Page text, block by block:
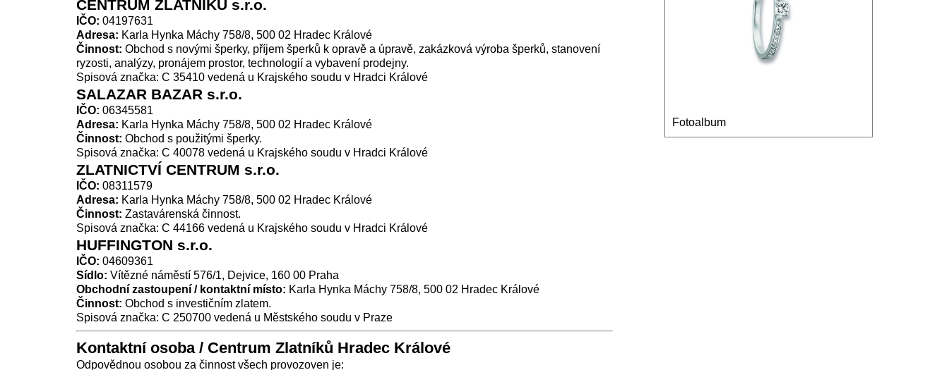
CENTRUM ZLATNÍKŮ s.r.o.
IČO: 04197631
Adresa: Karla Hynka Máchy 758/8, 500 02 Hradec Králové
Činnost: Obchod s novými šperky, příjem šperků k opravě a úpravě, zakázková výroba šperků, stanovení
ryzosti, analýzy, pronájem prostor, technologií a vybavení prodejny.
Spisová značka: C 35410 vedená u Krajského soudu v Hradci Králové
SALAZAR BAZAR s.r.o.
IČO: 06345581
Adresa: Karla Hynka Máchy 758/8, 500 02 Hradec Králové
Činnost: Obchod s použitými šperky.
Spisová značka: C 40078 vedená u Krajského soudu v Hradci Králové
ZLATNICTVÍ CENTRUM s.r.o.
IČO: 08311579
Adresa: Karla Hynka Máchy 758/8, 500 02 Hradec Králové
Činnost: Zastavárenská činnost.
Spisová značka: C 44166 vedená u Krajského soudu v Hradci Králové
HUFFINGTON s.r.o.
IČO: 04609361
Sídlo: Vítězné náměstí 576/1, Dejvice, 160 00 Praha
Obchodní zastoupení / kontaktní místo: Karla Hynka Máchy 758/8, 500 02 Hradec Králové
Činnost: Obchod s investičním zlatem.
Spisová značka: C 250700 vedená u Městského soudu v Praze
Kontaktní osoba / Centrum Zlatníků Hradec Králové
Odpovědnou osobou za činnost všech provozoven je:
Fotoalbum